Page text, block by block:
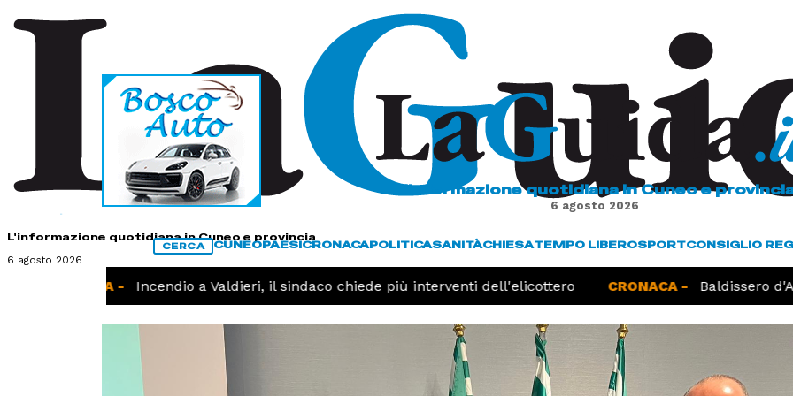
L'informazione quotidiana in Cuneo e provincia
6 agosto 2026
L'informazione quotidiana in Cuneo e
6 agosto 2026
CERCA CUNEOPAESICRONACAPOLITICASANITÀCHIESATEMPO LIBEROSPORTCONSIGLIO
Incendio a Valdieri, il sindaco chiede più interventi dell'elicottero CRONACA - Baldissero